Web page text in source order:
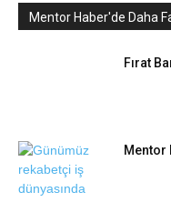
Mentor Haber'de Daha
Fırat
Mentor